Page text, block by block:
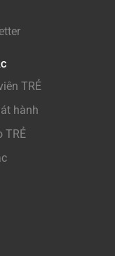
TRẺ
hành
TRẺ